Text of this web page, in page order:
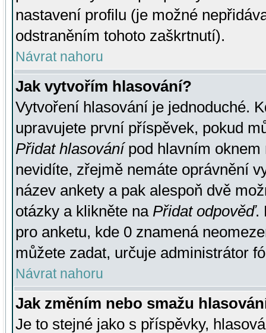
nastavení profilu (je možné
odstraněním tohoto zaškrtnutí).
Návrat nahoru
Jak vytvořím hlasování?
Vytvoření hlasování je jednoduché.
upravujete první příspěvek, pokud
Přidat hlasovánípod hlavním oknem
nevidíte, zřejmě nemáte oprávnění
název ankety a pak alespoň dvě
otázky a klikněte na Přidat odpověď.
pro anketu, kde 0 znamená
můžete zadat, určuje administrátor
Návrat nahoru
Jak změním nebo smažu
Je to stejné jako s příspěvky,